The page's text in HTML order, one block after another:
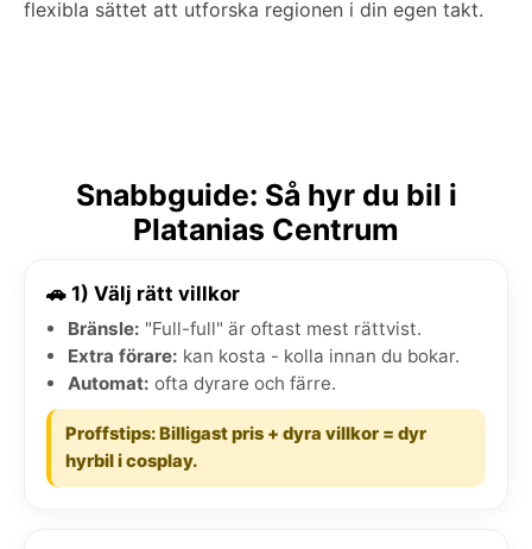
flexibla sättet att utforska regionen i din egen takt.
Snabbguide: Så hyr du bil i
Platanias Centrum
🚗 1) Välj rätt villkor
Bränsle: "Full-full" är oftast mest rättvist.
Extra förare: kan kosta - kolla innan du bokar.
Automat: ofta dyrare och färre.
Proffstips: Billigast pris + dyra villkor = dyr
hyrbil i cosplay.